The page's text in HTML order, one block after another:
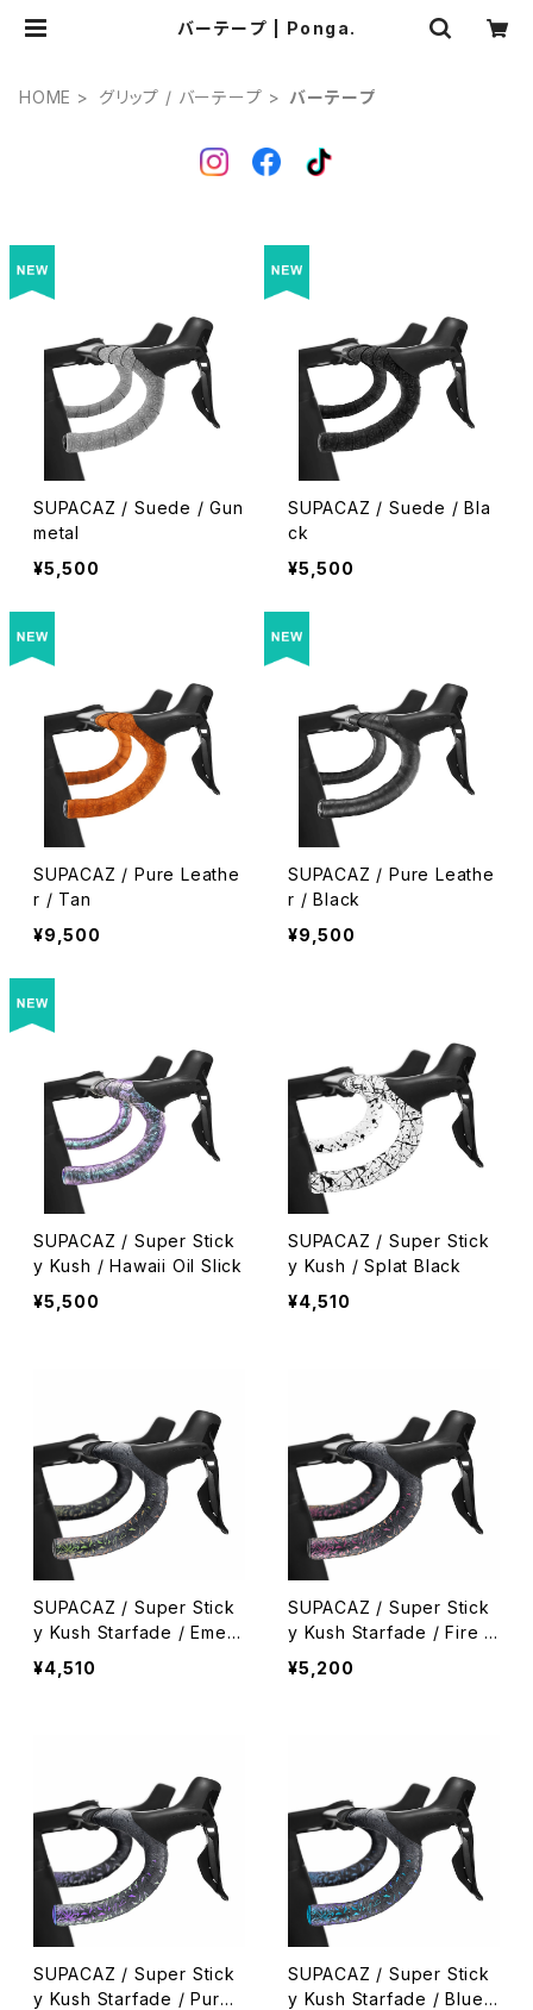
バーテープ | Ponga.
HOME グリップ / バーテープ バーテープ
SUPACAZ / Suede / Gun
metal
¥5,500
SUPACAZ / Suede / Bla
ck
¥5,500
SUPACAZ / Pure Leathe
r / Tan
¥9,500
SUPACAZ / Pure Leathe
r / Black
¥9,500
SUPACAZ / Super Stick
y Kush / Hawaii Oil Slick
¥5,500
SUPACAZ / Super Stick
y Kush / Splat Black
¥4,510
SUPACAZ / Super Stick
y Kush Starfade / Emera
ld Refractor
¥4,510
SUPACAZ / Super Stick
y Kush Starfade / Fire R
efractor
¥5,200
SUPACAZ / Super Stick
y Kush Starfade / Purpl
SUPACAZ / Super Stick
y Kush Starfade / Blue